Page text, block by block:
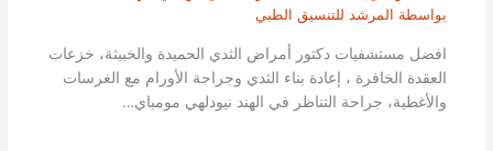
بواسطة المرشد للتنسيق الطبي
افضل مستشفيات دكتور أمراض الثدي الحميدة والخبيثة، خزعات
العقدة الخافرة ، إعادة بناء الثدي وجراحة الأورام مع الغرسات
والأغطية، جراحة التناظر في الهند نيودلهي مومباي…